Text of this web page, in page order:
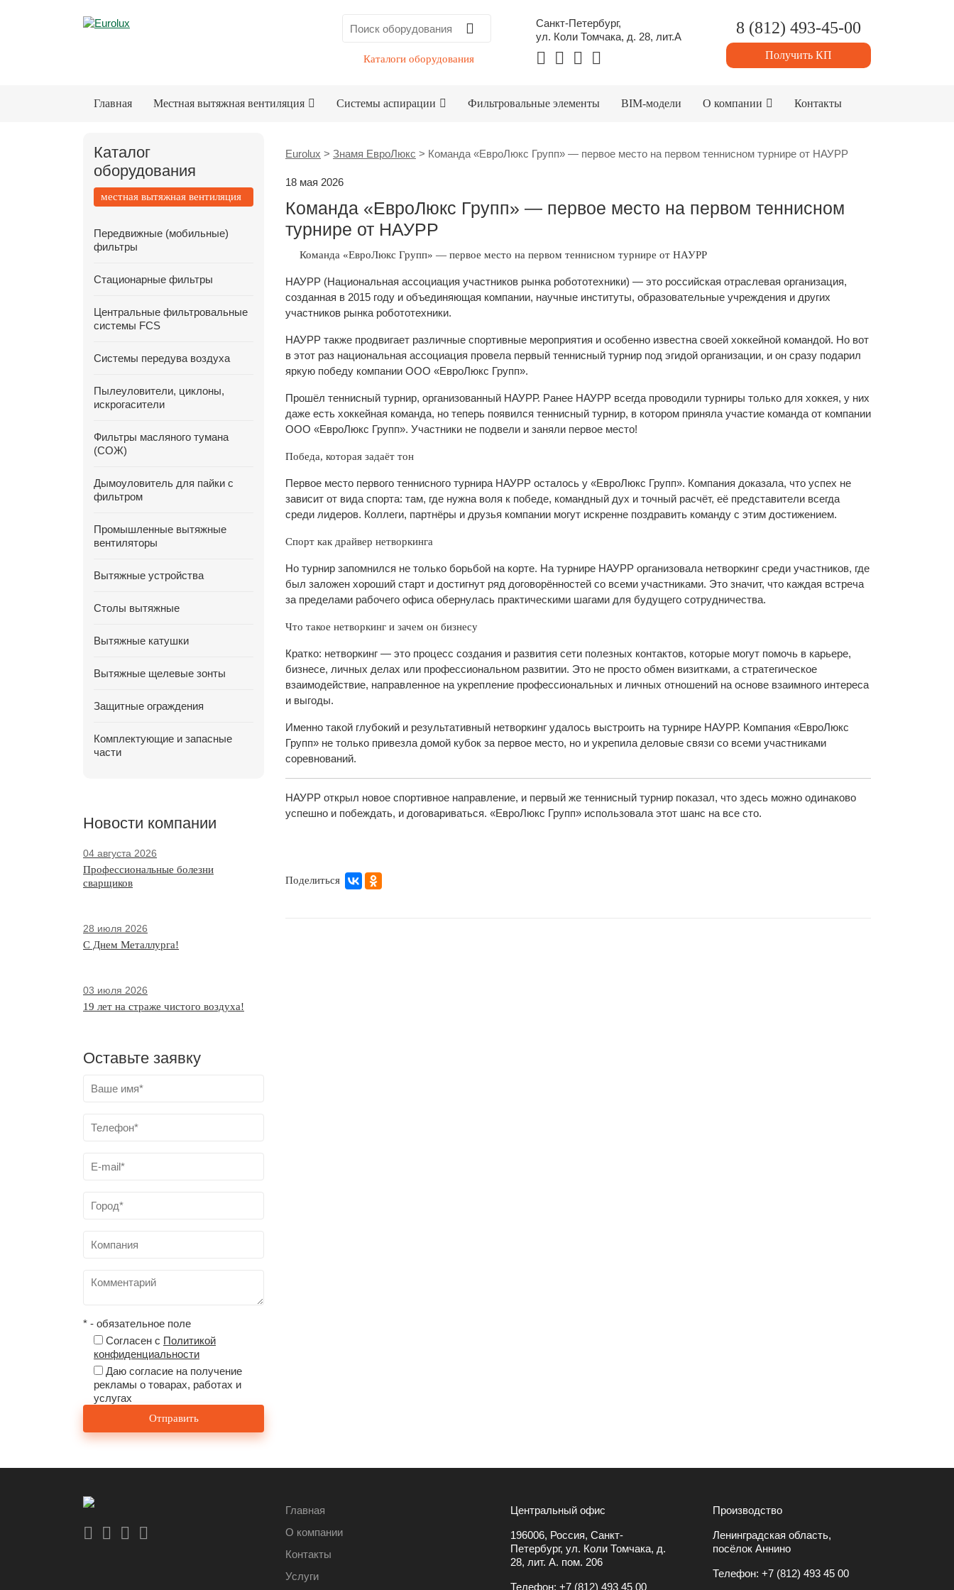
Каталоги оборудования
Санкт-Петербург,
ул. Коли Томчака, д. 28, лит.А
8 (812) 493-45-00
Получить КП
Главная Местная вытяжная вентиляция Системы аспирации Фильтровальные элементы BIM-модели О компании Контакты
Каталог
оборудования
местная вытяжная вентиляция
Передвижные (мобильные)
фильтры
Стационарные фильтры
Центральные фильтровальные
системы FCS
Системы передува воздуха
Пылеуловители, циклоны,
искрогасители
Фильтры масляного тумана
(СОЖ)
Дымоуловитель для пайки с
фильтром
Промышленные вытяжные
вентиляторы
Вытяжные устройства
Столы вытяжные
Вытяжные катушки
Вытяжные щелевые зонты
Защитные ограждения
Комплектующие и запасные
части
Новости компании
04 августа 2026
Профессиональные болезни
сварщиков
28 июля 2026
С Днем Металлурга!
03 июля 2026
19 лет на страже чистого воздуха!
Оставьте заявку
* - обязательное поле
Согласен с Политикой
конфиденциальности
Даю согласие на получение
рекламы о товарах, работах и
услугах
Eurolux > Знамя ЕвроЛюкс > Команда «ЕвроЛюкс Групп» — первое место на первом теннисном турнире от НАУРР
18 мая 2026
Команда «ЕвроЛюкс Групп» — первое место на первом теннисном
турнире от НАУРР
Команда «ЕвроЛюкс Групп» — первое место на первом теннисном турнире от НАУРР
НАУРР (Национальная ассоциация участников рынка робототехники) — это российская отраслевая организация,
созданная в 2015 году и объединяющая компании, научные институты, образовательные учреждения и других
участников рынка робототехники.
НАУРР также продвигает различные спортивные мероприятия и особенно известна своей хоккейной командой. Но вот
в этот раз национальная ассоциация провела первый теннисный турнир под эгидой организации, и он сразу подарил
яркую победу компании ООО «ЕвроЛюкс Групп».
Прошёл теннисный турнир, организованный НАУРР. Ранее НАУРР всегда проводили турниры только для хоккея, у них
даже есть хоккейная команда, но теперь появился теннисный турнир, в котором приняла участие команда от компании
ООО «ЕвроЛюкс Групп». Участники не подвели и заняли первое место!
Победа, которая задаёт тон
Первое место первого теннисного турнира НАУРР осталось у «ЕвроЛюкс Групп». Компания доказала, что успех не
зависит от вида спорта: там, где нужна воля к победе, командный дух и точный расчёт, её представители всегда
среди лидеров. Коллеги, партнёры и друзья компании могут искренне поздравить команду с этим достижением.
Спорт как драйвер нетворкинга
Но турнир запомнился не только борьбой на корте. На турнире НАУРР организовала нетворкинг среди участников, где
был заложен хороший старт и достигнут ряд договорённостей со всеми участниками. Это значит, что каждая встреча
за пределами рабочего офиса обернулась практическими шагами для будущего сотрудничества.
Что такое нетворкинг и зачем он бизнесу
Кратко: нетворкинг — это процесс создания и развития сети полезных контактов, которые могут помочь в карьере,
бизнесе, личных делах или профессиональном развитии. Это не просто обмен визитками, а стратегическое
взаимодействие, направленное на укрепление профессиональных и личных отношений на основе взаимного интереса
и выгоды.
Именно такой глубокий и результативный нетворкинг удалось выстроить на турнире НАУРР. Компания «ЕвроЛюкс
Групп» не только привезла домой кубок за первое место, но и укрепила деловые связи со всеми участниками
соревнований.
НАУРР открыл новое спортивное направление, и первый же теннисный турнир показал, что здесь можно одинаково
успешно и побеждать, и договариваться. «ЕвроЛюкс Групп» использовала этот шанс на все сто.
Поделиться
Главная
О компании
Контакты
Услуги
Центральный офис
196006, Россия, Санкт-
Петербург, ул. Коли Томчака, д.
28, лит. А. пом. 206
Телефон: +7 (812) 493 45 00
Производство
Ленинградская область,
посёлок Аннино
Телефон: +7 (812) 493 45 00